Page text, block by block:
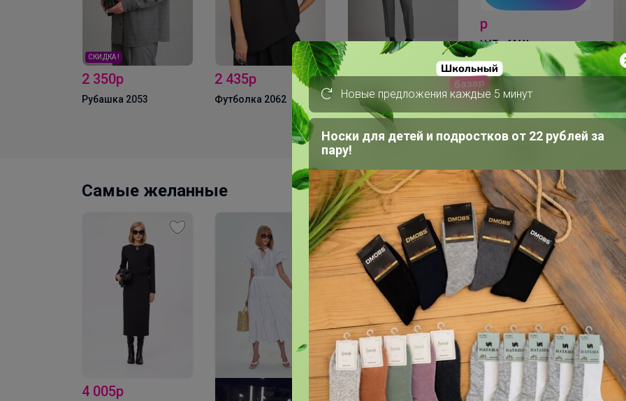
СКИДКА !
2 350р
Рубашка 2053
2 435р
Футболка 2062
СКИДКА !
2 550р
Брюки 3041
р
ЧАТ в MAX
2
Самые желанные
4 005р
СКИДКА !
2 580р 3
Новые предложения каждые 5 минут
Носки для детей и подростков от 22 рублей за
пару!